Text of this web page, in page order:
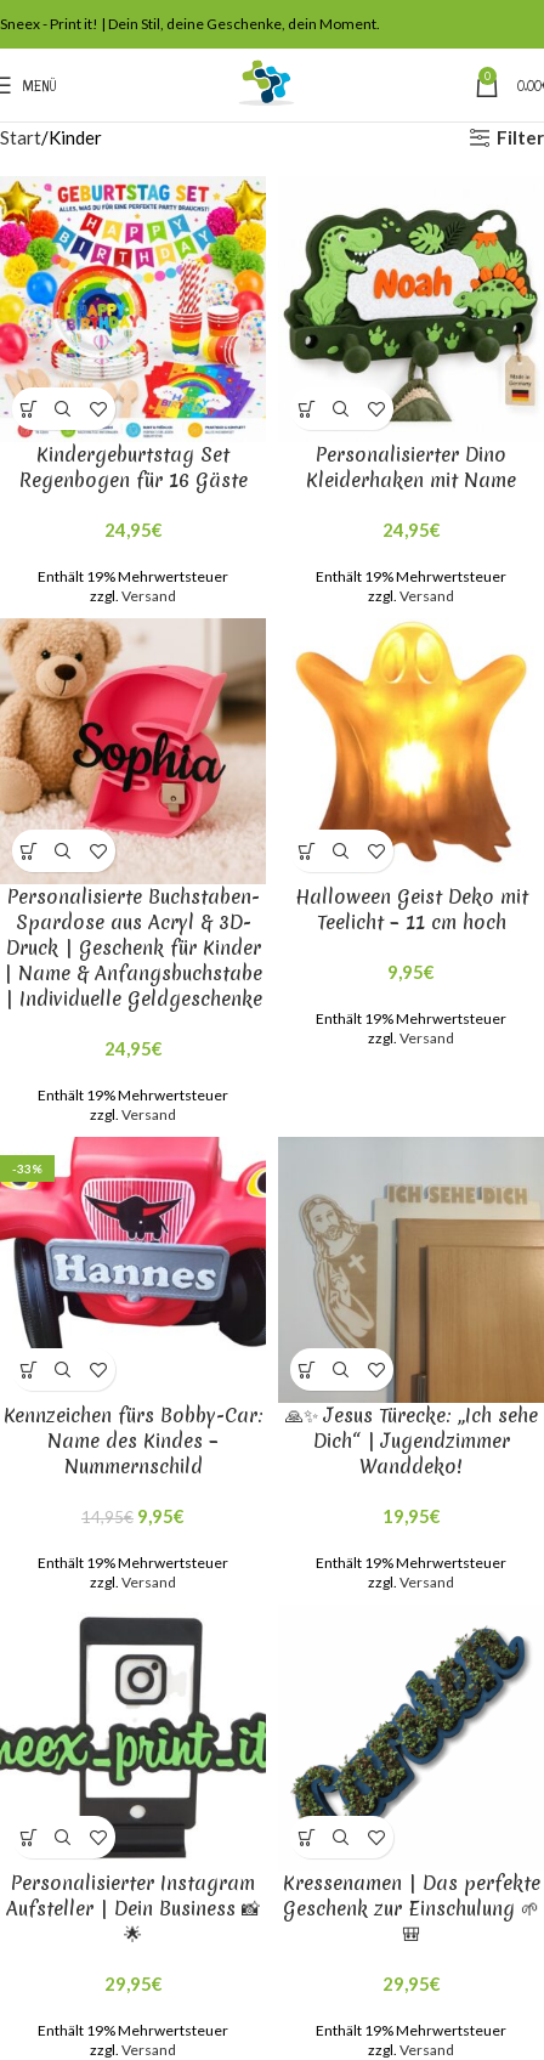
Sneex - Print it! | Dein Stil, deine Geschenke, dein Moment.
MENÜ 0 0,00
Start Kinder Filter
Kindergeburtstag Set
Regenbogen für 16 Gäste
24,95€
Enthält 19% Mehrwertsteuer
zzgl. Versand
Personalisierter Dino
Kleiderhaken mit Name
24,95€
Enthält 19% Mehrwertsteuer
zzgl. Versand
Personalisierte Buchstaben-
Spardose aus Acryl & 3D-
Druck | Geschenk für Kinder
| Name & Anfangsbuchstabe
| Individuelle Geldgeschenke
24,95€
Enthält 19% Mehrwertsteuer
zzgl. Versand
Halloween Geist Deko mit
Teelicht – 11 cm hoch
9,95€
Enthält 19% Mehrwertsteuer
zzgl. Versand
-33%
Kennzeichen fürs Bobby-Car:
Name des Kindes –
Nummernschild
14,95€ 9,95€
Enthält 19% Mehrwertsteuer
zzgl. Versand
🙏✨ Jesus Türecke: „Ich sehe
Dich“ | Jugendzimmer
Wanddeko!
19,95€
Enthält 19% Mehrwertsteuer
zzgl. Versand
Personalisierter Instagram
Aufsteller | Dein Business 📸
🌟
29,95€
Enthält 19% Mehrwertsteuer
zzgl. Versand
Kressenamen | Das perfekte
Geschenk zur Einschulung 🌱
🎒
29,95€
Enthält 19% Mehrwertsteuer
zzgl. Versand